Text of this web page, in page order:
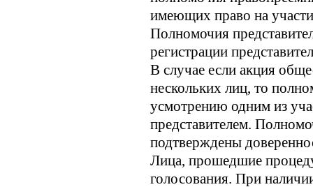
имеющих право на
Полномочия
регистрации
В случае если акция
нескольких лиц, то
усмотрению одним из
представителем.
подтверждены
Лица, прошедшие
голосования. При